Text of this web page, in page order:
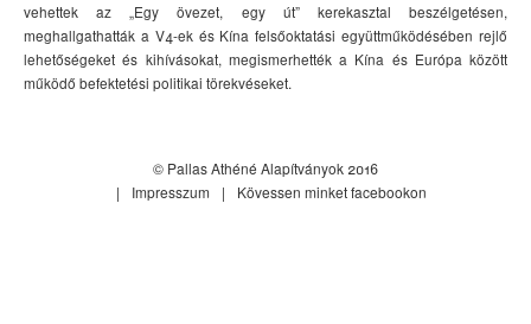
vehettek az „Egy övezet, egy út” kerekasztal beszélgetésen,
meghallgathatták a V4-ek és Kína felsőoktatási együttműködésében rejlő
lehetőségeket és kihívásokat, megismerhették a Kína és Európa között
működő befektetési politikai törekvéseket.
© Pallas Athéné Alapítványok 2016
Impresszum
Kövessen minket facebookon